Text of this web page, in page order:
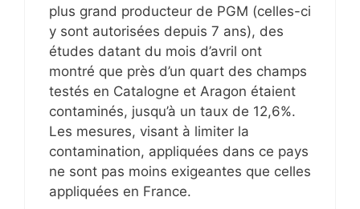
plus grand producteur de PGM (celles-ci
y sont autorisées depuis 7 ans), des
études datant du mois d’avril ont
montré que près d’un quart des champs
testés en Catalogne et Aragon étaient
contaminés, jusqu’à un taux de 12,6%.
Les mesures, visant à limiter la
contamination, appliquées dans ce pays
ne sont pas moins exigeantes que celles
appliquées en France.